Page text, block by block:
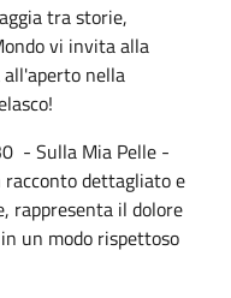
tra storie,
vi invita alla
nella
- Sulla Mia Pelle -
dettagliato e
rappresenta il dolore
un modo rispettoso